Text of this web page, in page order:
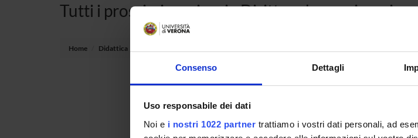
Consenso Dettagli
Uso responsabile dei dati
Noi e i nostri 1022 partner trattiamo i vostri dati personali, ad
Tutti i prossimi seminari - Diritto ed
Home Didattica
Non è stato trovato alcun seminario relativo
Tot 0 Seminari